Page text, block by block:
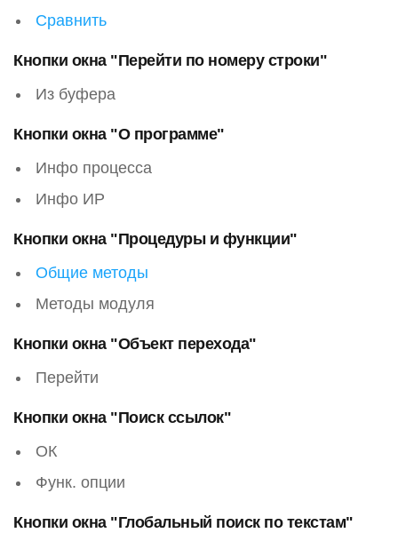
Сравнить
Кнопки окна "Перейти по номеру строки"
Из буфера
Кнопки окна "О программе"
Инфо процесса
Инфо ИР
Кнопки окна "Процедуры и функции"
Общие методы
Методы модуля
Кнопки окна "Объект перехода"
Перейти
Кнопки окна "Поиск ссылок"
ОК
Функ. опции
Кнопки окна "Глобальный поиск по текстам"